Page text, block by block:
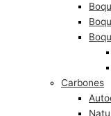
Carbones